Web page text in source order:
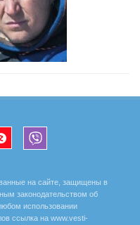
на сайте, защищены в
законодательством об
использовании
ссылка на www.vesti-